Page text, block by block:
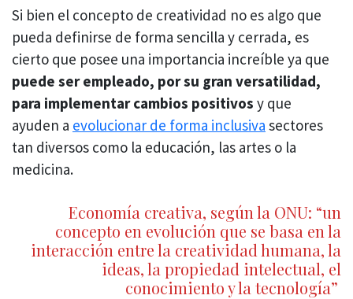
Si bien el concepto de creatividad no es algo que
pueda definirse de forma sencilla y cerrada, es
cierto que posee una importancia increíble ya que
puede ser empleado, por su gran versatilidad,
para implementar cambios positivos y que
ayuden a evolucionar de forma inclusiva sectores
tan diversos como la educación, las artes o la
medicina.
Economía creativa, según la ONU: “un
concepto en evolución que se basa en la
interacción entre la creatividad humana, la
ideas, la propiedad intelectual, el
conocimiento y la tecnología”